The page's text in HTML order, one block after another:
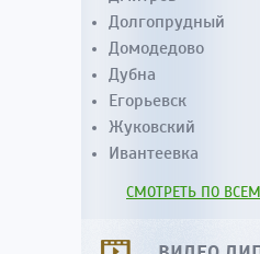
Долгопрудный
Домодедово
Дубна
Егорьевск
Жуковский
Ивантеевка
СМОТРЕТЬ ПО